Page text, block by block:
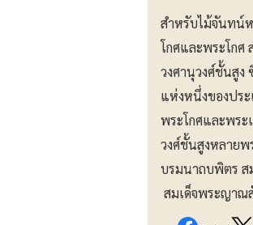
สำหรับไม้จันทน์
โกศและพระโก
วงศานุวงศ์ชั้นสู
แห่งหนึ่งของปร
พระโกศและพร
วงศ์ชั้นสูงหลาย
บรมนาถบพิตร ส
สมเด็จพระญาณ